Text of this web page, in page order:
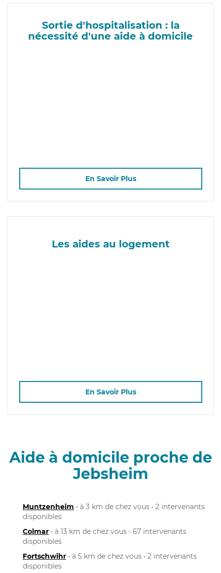
Sortie d'hospitalisation : la
nécessité d'une aide à domicile
En Savoir Plus
Les aides au logement
En Savoir Plus
Aide à domicile proche de
Jebsheim
Muntzenheim • à 3 km de chez vous • 2 intervenants
disponibles
Colmar • à 13 km de chez vous • 67 intervenants
disponibles
Fortschwihr • à 5 km de chez vous • 2 intervenants
disponibles